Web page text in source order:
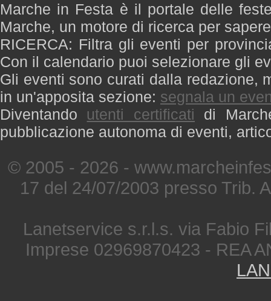
Marche in Festa è il portale delle
Marche, un motore di ricerca per
RICERCA: Filtra gli eventi per
Con il calendario puoi selezionare gli
Gli eventi sono curati dalla redazione,
in un'apposita sezione: segnala un
Diventando utenti certificati di
pubblicazione autonoma di eventi,
© 2005 - 2026 -
17 del 24/07/2003 presso Trib.
Lanetservice s.r.l.s. via Fabio
Imprese 02969870423 - REA